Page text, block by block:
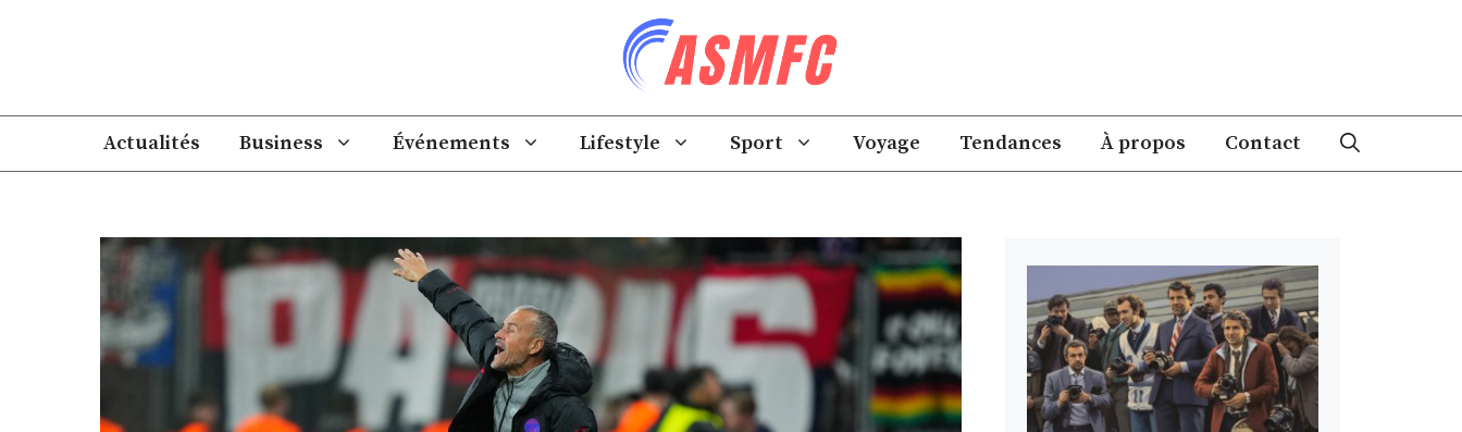
Actualités Business Événements Lifestyle Sport Voyage Tendances À propos Contact